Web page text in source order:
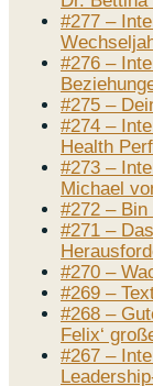
#277 –
#276 –
#275 –
#274 –
Health
#273 –
Michael
#272 –
#271 –
#270 –
#269 –
#268 –
Felix‘
#267 –